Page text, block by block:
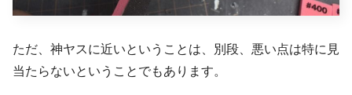
ただ、神ヤスに近いということは、別段、悪い点は特に見
当たらないということでもあります。